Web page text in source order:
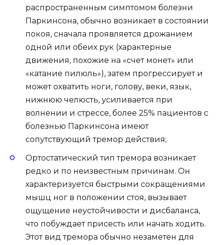
распространенным симптомом болезни
Паркинсона, обычно возникает в состоянии
покоя, сначала проявляется дрожанием
одной или обеих рук (характерные
движения, похожие на «счет монет» или
«катание пилюль»), затем прогрессирует и
может охватить ноги, голову, веки, язык,
нижнюю челюсть, усиливается при
волнении и стрессе, более 25% пациентов с
болезнью Паркинсона имеют
сопутствующий тремор действия;
Ортостатический тип тремора возникает
редко и по неизвестным причинам. Он
характеризуется быстрыми сокращениями
мышц ног в положении стоя, вызывает
ощущение неустойчивости и дисбаланса,
что побуждает присесть или начать ходить.
Этот вид тремора обычно незаметен для